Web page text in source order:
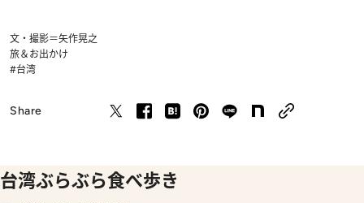
文・撮影＝矢作晃之
旅＆お出かけ
#台湾
Share
台湾ぶらぶら食べ歩き